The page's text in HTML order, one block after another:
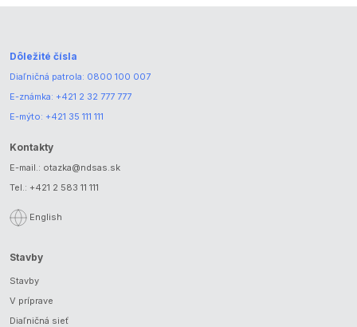
Dôležité čísla
Diaľničná patrola: 0800 100 007
E-známka: +421 2 32 777 777
E-mýto: +421 35 111 111
Kontakty
E-mail.: otazka@ndsas.sk
Tel.: +421 2 583 11 111
English
Stavby
Stavby
V príprave
Diaľničná sieť